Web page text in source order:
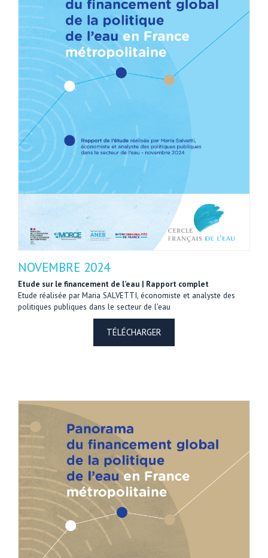
NOVEMBRE 2024
Etude sur le financement de l’eau | Rapport complet
Etude réalisée par Maria SALVETTI, économiste et analyste des
politiques publiques dans le secteur de l'eau
TÉLÉCHARGER